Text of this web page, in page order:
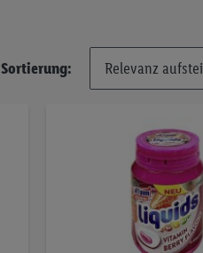
Sortierung: